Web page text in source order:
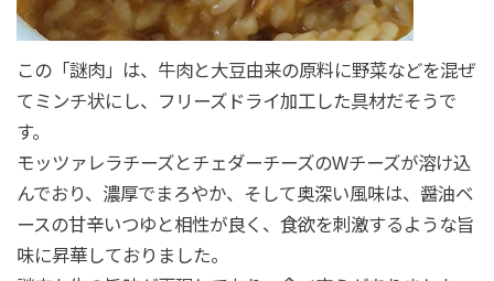
この「謎肉」は、牛肉と大豆由来の原料に野菜などを混ぜ
てミンチ状にし、フリーズドライ加工した具材だそうで
す。
モッツァレラチーズとチェダーチーズのWチーズが溶け込
んでおり、濃厚でまろやか、そして奥深い風味は、醤油ベ
ースの甘辛いつゆと相性が良く、食欲を刺激するような旨
味に昇華しておりました。